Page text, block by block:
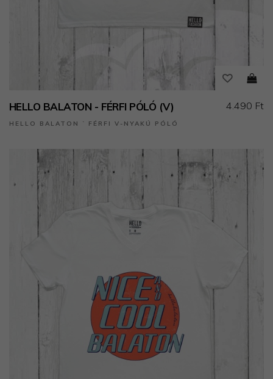
HELLO BALATON - FÉRFI PÓLÓ (V)
HELLO BALATON ˙ FÉRFI V-NYAKÚ PÓLÓ
4.490 Ft